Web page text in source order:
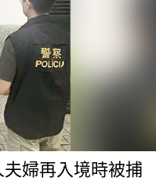
婦再入境時被捕